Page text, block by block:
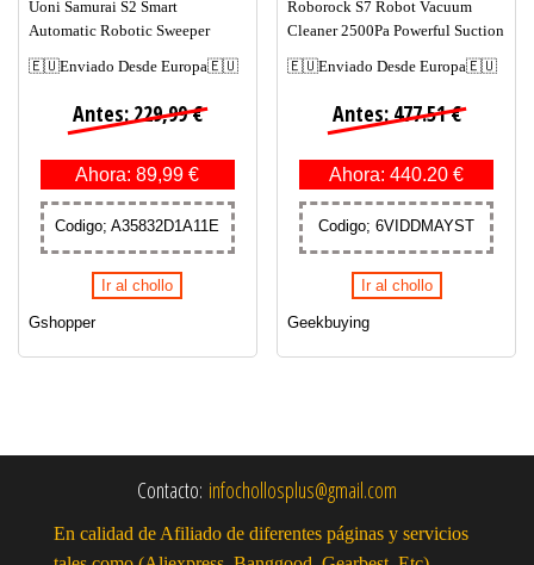
Uoni Samurai S2 Smart
Automatic Robotic Sweeper
🇪🇺Enviado Desde Europa🇪🇺
Antes: 229,99 €
Ahora: 89,99 €
Codigo; A35832D1A11E
Ir al chollo
Gshopper
Roborock S7 Robot Vacuum
Cleaner 2500Pa Powerful Suction
🇪🇺Enviado Desde Europa🇪🇺
Antes: 477.51 €
Ahora: 440.20 €
Codigo; 6VIDDMAYST
Ir al chollo
Geekbuying
Contacto: infochollosplus@gmail.com
En calidad de Afiliado de diferentes páginas y servicios